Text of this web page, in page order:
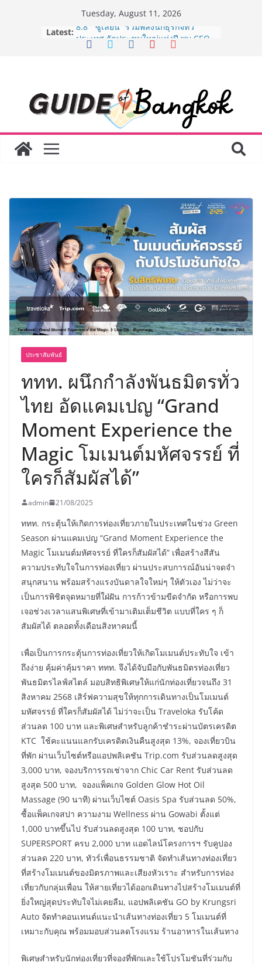
Tuesday, August 11, 2026
Latest: 8.8 “ซูเลียน” รวมพลังนักธุรกิจทั่ว
ประเทศ จัดประชุมใหญ่แห่งปี พบ CEO
ยาวนานกว่า 20 ปี ต่อยอดเสิร์ฟความ
อร่อย ยกเมนูระดับตำนาน “ข้าวหน้าไก่
ราชวงศ์” พุ่งทะยานสู่น่านฟ้า
BEDO จัดงาน Thailand Nature
Positive Forum 2026 ภายใต้หัวข้อ
Lord” เปิดสงครามกิลด์ข้ามประเทศ
ฉลองเซิร์ฟเวอร์ใหม่ เฮเลนา
Guangzhou Yinghao School เผยวิสัย
ทัศน์การศึกษาที่พร้อมรับอนาคต “เราไม่
ได้เตรียมนักเรียนเพียงเพื่อก้าวเข้าสู่
มหาวิทยาลัยเท่านั้น แต่ยังเตรียมพวก
เขาให้พร้อมเป็นผู้กำหนดอนาคต”
ประชาสัมพันธ์
ททท. ผนึกกำลังพันธมิตรทั่ว
ไทย อัดแคมเปญ “Grand
Moment Experience the
Magic โมเมนต์มหัศจรรย์ ที่
ใครก็สัมผัสได้”
admin 21/08/2025
ททท. กระตุ้นให้เกิดการท่องเที่ยวภายในประเทศในช่วง Green
Season ผ่านแคมเปญ “Grand Moment Experience the
Magic โมเมนต์มหัศจรรย์ ที่ใครก็สัมผัสได้” เพื่อสร้างสีสัน
ความประทับใจในการท่องเที่ยว ผ่านประสบการณ์อันน่าจดจำ
สนุกสนาน พร้อมสร้างแรงบันดาลใจใหม่ๆ ให้ตัวเอง ไม่ว่าจะ
เป็นการพิชิตจุดหมายที่ใฝ่ฝัน การก้าวข้ามขีดจำกัด หรือการพบ
เจอช่วงเวลาแสนพิเศษที่เข้ามาเติมเต็มชีวิต แบบที่ใคร ๆ ก็
สัมผัสได้ ตลอดทั้งเดือนสิงหาคมนี้
เพื่อเป็นการกระตุ้นการท่องเที่ยวให้เกิดโมเมนต์ประทับใจ เข้า
ถึงง่าย คุ้มค่าคุ้มราคา ททท. จึงได้จับมือกับพันธมิตรท่องเที่ยว
พันธมิตรไลฟ์สไตล์ มอบสิทธิพิเศษให้แก่นักท่องเที่ยวจนถึง 31
สิงหาคม 2568 เสิร์ฟความสุขให้ทุกการเดินทางเป็นโมเมนต์
มหัศจรรย์ ที่ใครก็สัมผัสได้ ไม่ว่าจะเป็น Traveloka รับโค้ด
ส่วนลด 100 บาท และพิเศษสำหรับลูกค้าชำระผ่านบัตรเครดิต
KTC ใช้คะแนนแลกรับเครดิตเงินคืนสูงสุด 13%, จองเที่ยวบิน
ที่พัก ผ่านเว็บไซต์หรือแอปพลิเคชัน Trip.com รับส่วนลดสูงสุด
3,000 บาท, จองบริการรถเช่าจาก Chic Car Rent รับส่วนลด
สูงสุด 500 บาท, จองแพ็คเกจ Golden Glow Hot Oil
Massage (90 นาที) ผ่านเว็บไซต์ Oasis Spa รับส่วนลด 50%,
ซื้อแพ็คเกจสปา ความงาม Wellness ผ่าน Gowabi ตั้งแต่
1,000 บาทขึ้นไป รับส่วนลดสูงสุด 100 บาท, ชอปกับ
SUPERSPORT ครบ 2,000 บาท แอดไลน์โครงการฯ รับคูปอง
ส่วนลด 220 บาท, ทัวร์เพื่อนธรรมชาติ จัดทำเส้นทางท่องเที่ยว
ที่สร้างโมเมนต์ของมิตรภาพและเสียงหัวเราะ สำหรับการท่อง
เที่ยวกับกลุ่มเพื่อน ให้สายเที่ยวได้ออกเดินทางไปสร้างโมเมนต์ที่
ยิ่งใหญ่สุดประทับใจไม่เคยลืม, แอปพลิเคชัน GO by Krungsri
Auto จัดทำคอนเทนต์แนะนำเส้นทางท่องเที่ยว 5 โมเมนต์ที่
เหมาะกับคุณ พร้อมมอบส่วนลดโรงแรม ร้านอาหารในเส้นทาง
พิเศษสำหรับนักท่องเที่ยวที่จองที่พักและใช้โปรโมชันที่ร่วมกับ